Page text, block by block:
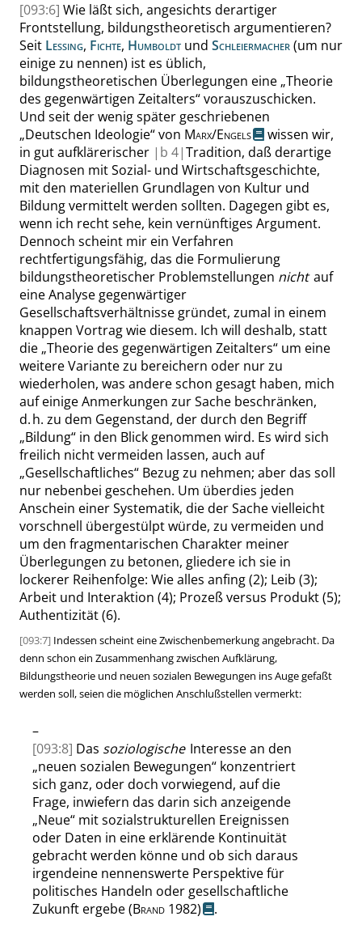
[093:6] Wie läßt sich, angesichts derartiger
Frontstellung, bildungstheoretisch argumentieren?
Seit Lessing, Fichte, Humboldt und Schleiermacher(um nur
einige zu nennen) ist es üblich,
bildungstheoretischen Überlegungen eine „Theorie
des gegenwärtigen Zeitalters“vorauszuschicken.
Und seit der wenig später geschriebenen
„Deutschen Ideologie“von Marx/Engels
wissen wir,
in gut aufklärerischer | b 4|Tradition, daß derartige
Diagnosen mit Sozial- und Wirtschaftsgeschichte,
mit den materiellen Grundlagen von Kultur und
Bildung vermittelt werden sollten. Dagegen gibt es,
wenn ich recht sehe, kein vernünftiges Argument.
Dennoch scheint mir ein Verfahren
rechtfertigungsfähig, das die Formulierung
bildungstheoretischer Problemstellungen nichtauf
eine Analyse gegenwärtiger
Gesellschaftsverhältnisse gründet, zumal in einem
knappen Vortrag wie diesem. Ich will deshalb, statt
die „Theorie des gegenwärtigen Zeitalters“ um eine
weitere Variante zu bereichern oder nur zu
wiederholen, was andereschon gesagt haben, mich
auf einige Anmerkungen zur Sache beschränken,
d. h. zu dem Gegenstand, der durch den Begriff
„Bildung“ in den Blick genommen wird. Es wird sich
freilich nicht vermeiden lassen, auch auf
„Gesellschaftliches“ Bezug zu nehmen; aber das soll
nur nebenbei geschehen. Um überdies jeden
Anschein einer Systematik, die der Sache vielleicht
vorschnell übergestülpt würde, zu vermeiden und
um den fragmentarischen Charakter meiner
Überlegungen zu betonen, gliedere ich sie in
lockerer Reihenfolge: Wie alles anfing(2); Leib (3);
Arbeit und Interaktion (4); Prozeß versus Produkt(5);
Authentizität(6).
[093:7] Indessen scheint eine Zwischenbemerkung angebracht. Da
denn schon ein Zusammenhang zwischen Aufklärung,
Bildungstheorie und neuen sozialen Bewegungen ins Auge gefaßt
werden soll, seien die möglichen Anschlußstellen vermerkt:
–
[093:8] Das soziologische Interesse an den
„neuen sozialen Bewegungen“ konzentriert
sich ganz, oder doch vorwiegend, auf die
Frage, inwiefern das darin sich anzeigende
„Neue“ mit sozialstrukturellen Ereignissen
oder Daten in eine erklärende Kontinuität
gebracht werden könne und ob sich daraus
irgendeine nennenswerte Perspektive für
politisches Handeln oder gesellschaftliche
Zukunft ergebe(Brand 1982)
.